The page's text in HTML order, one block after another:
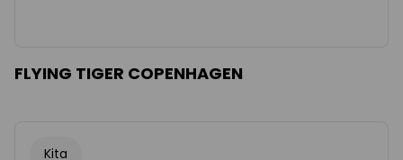
FLYING TIGER COPENHAGEN
Kita